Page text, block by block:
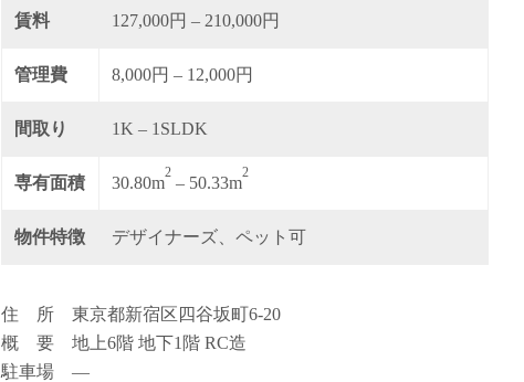
賃料 127,000円 – 210,000円
管理費 8,000円 – 12,000円
間取り 1K – 1SLDK
専有面積 30.80m
2
– 50.33m
2
物件特徴 デザイナーズ、ペット可
住 所 東京都新宿区四谷坂町6-20
概 要 地上6階 地下1階 RC造
駐車場 ―